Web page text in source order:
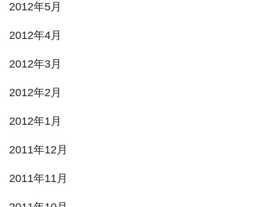
2012年5月
2012年4月
2012年3月
2012年2月
2012年1月
2011年12月
2011年11月